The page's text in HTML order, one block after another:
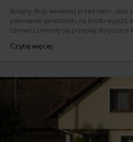
Kolejny długi weekend przed nami. Jeśli
pakowanie samochodu na krótki wyjazd,
czerwcu zmieniły się przepisy
Czytaj więcej